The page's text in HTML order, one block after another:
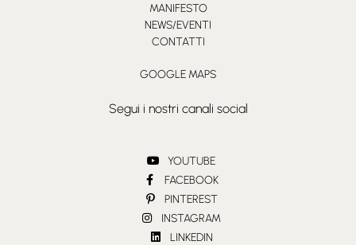
MANIFESTO
NEWS/EVENTI
CONTATTI
GOOGLE MAPS
Segui i nostri canali social
YOUTUBE
FACEBOOK
PINTEREST
INSTAGRAM
LINKEDIN